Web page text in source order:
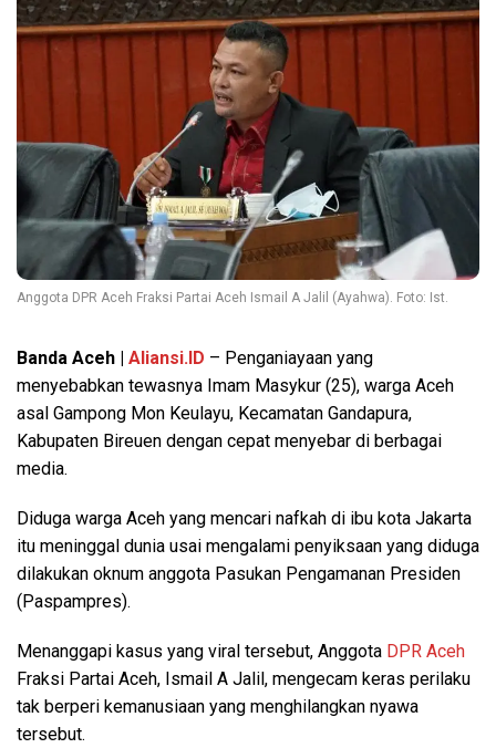
Anggota DPR Aceh Fraksi Partai Aceh Ismail A Jalil (Ayahwa). Foto: Ist.
Banda Aceh | Aliansi.ID – Penganiayaan yang
menyebabkan tewasnya Imam Masykur (25), warga Aceh
asal Gampong Mon Keulayu, Kecamatan Gandapura,
Kabupaten Bireuen dengan cepat menyebar di berbagai
media.
Diduga warga Aceh yang mencari nafkah di ibu kota Jakarta
itu meninggal dunia usai mengalami penyiksaan yang diduga
dilakukan oknum anggota Pasukan Pengamanan Presiden
(Paspampres).
Menanggapi kasus yang viral tersebut, Anggota DPR Aceh
Fraksi Partai Aceh, Ismail A Jalil, mengecam keras perilaku
tak berperi kemanusiaan yang menghilangkan nyawa
tersebut.